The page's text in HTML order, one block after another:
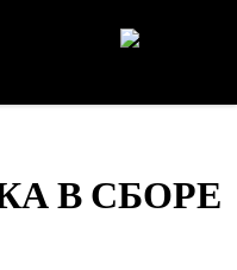
В СБОРЕ